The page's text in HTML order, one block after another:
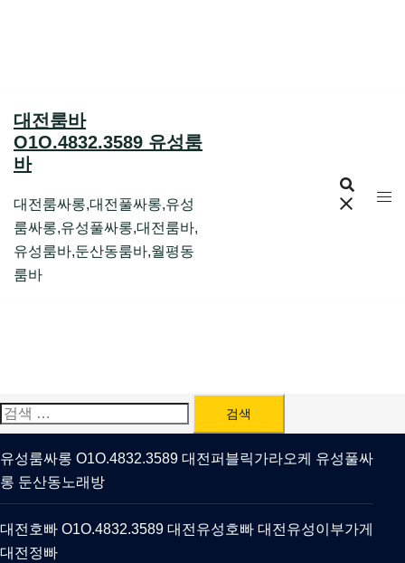
대전룸바
O1O.4832.3589 유성룸
바
대전룸싸롱,대전풀싸롱,유성
룸싸롱,유성풀싸롱,대전룸바,
유성룸바,둔산동룸바,월평동
룸바
검
색:
유성룸싸롱 O1O.4832.3589 대전퍼블릭가라오케 유성풀싸
롱 둔산동노래방
대전호빠 O1O.4832.3589 대전유성호빠 대전유성이부가게
대전정빠